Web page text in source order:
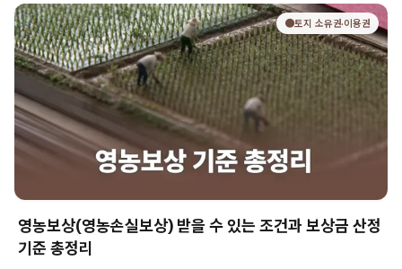
🟤토지 소유권·이용권
영농보상(영농손실보상) 받을 수 있는 조건과 보상금 산정
기준 총정리